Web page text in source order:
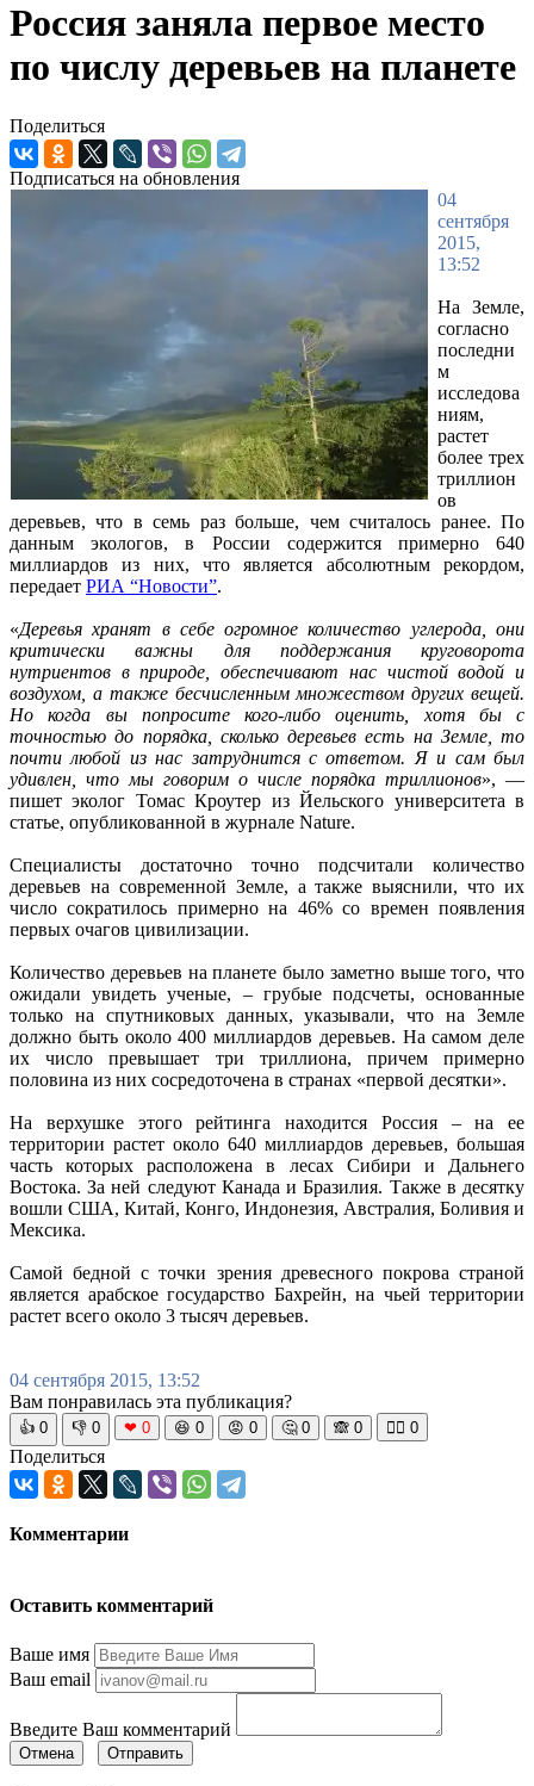
Россия заняла первое место
по числу деревьев на планете
Поделиться
Подписаться на обновления
04
сентября
2015,
13:52
На Земле,
согласно
последни
м
исследова
ниям,
растет
более трех
триллион
ов
деревьев, что в семь раз больше, чем считалось ранее. По
данным экологов, в России содержится примерно 640
миллиардов из них, что является абсолютным рекордом,
передает РИА “Новости”.
«Деревья хранят в себе огромное количество углерода, они
критически важны для поддержания круговорота
нутриентов в природе, обеспечивают нас чистой водой и
воздухом, а также бесчисленным множеством других вещей.
Но когда вы попросите кого-либо оценить, хотя бы с
точностью до порядка, сколько деревьев есть на Земле, то
почти любой из нас затруднится с ответом. Я и сам был
удивлен, что мы говорим о числе порядка триллионов», —
пишет эколог Томас Кроутер из Йельского университета в
статье, опубликованной в журнале Nature.
Специалисты достаточно точно подсчитали количество
деревьев на современной Земле, а также выяснили, что их
число сократилось примерно на 46% со времен появления
первых очагов цивилизации.
Количество деревьев на планете было заметно выше того, что
ожидали увидеть ученые, – грубые подсчеты, основанные
только на спутниковых данных, указывали, что на Земле
должно быть около 400 миллиардов деревьев. На самом деле
их число превышает три триллиона, причем примерно
половина из них сосредоточена в странах «первой десятки».
На верхушке этого рейтинга находится Россия – на ее
территории растет около 640 миллиардов деревьев, большая
часть которых расположена в лесах Сибири и Дальнего
Востока. За ней следуют Канада и Бразилия. Также в десятку
вошли США, Китай, Конго, Индонезия, Австралия, Боливия и
Мексика.
Самой бедной с точки зрения древесного покрова страной
является арабское государство Бахрейн, на чьей территории
растет всего около 3 тысяч деревьев.
04 сентября 2015, 13:52
Вам понравилась эта публикация?
👍 0 👎 0 ❤ 0 😆 0 😡 0 🤔 0 🙈 0 🧘‍♀️ 0
Поделиться
Комментарии
Оставить комментарий
Ваше имя
Ваш email
Введите Ваш комментарий
Отмена Отправить